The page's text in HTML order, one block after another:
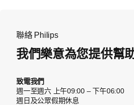
聯絡 Philips
我們樂意為您提供幫
致電我們
週一至週六 上午09:00 – 下午06:00
週日及公眾假期休息